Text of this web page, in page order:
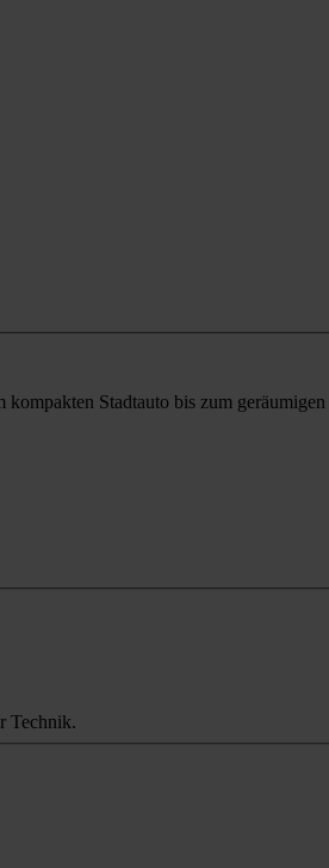
kompakten Stadtauto bis zum
Technik.